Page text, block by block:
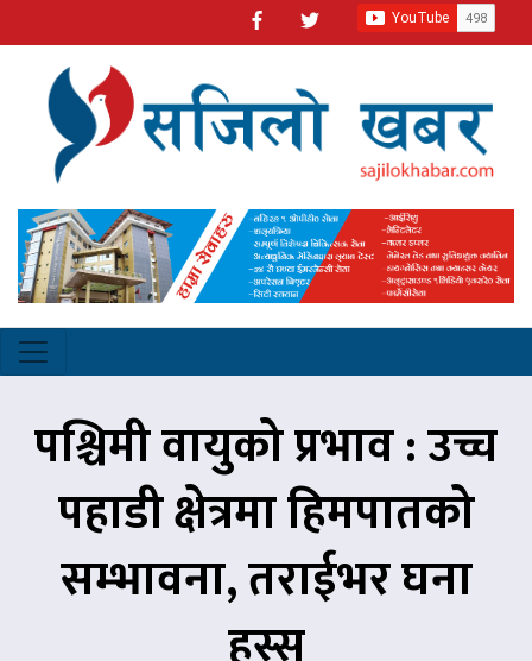
पश्चिमी वायुको प्रभाव : उच्च
पहाडी क्षेत्रमा हिमपातको
सम्भावना, तराईभर घना